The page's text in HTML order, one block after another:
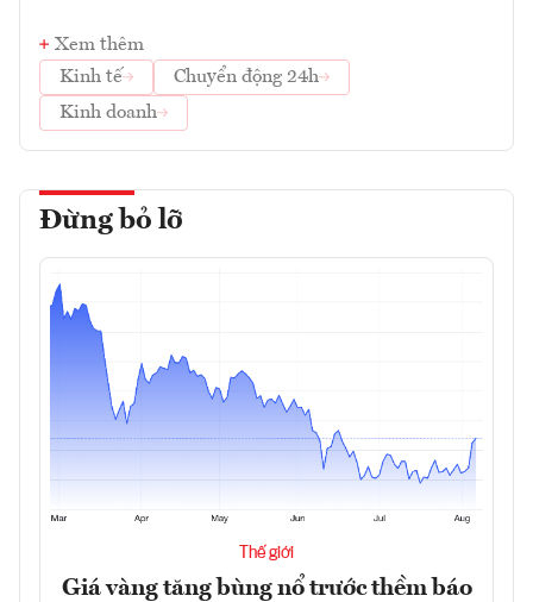
Xem thêm
Kinh tế
Chuyển động 24h
Kinh doanh
Đừng bỏ lỡ
Thế giới
Giá vàng tăng bùng nổ trước thềm báo